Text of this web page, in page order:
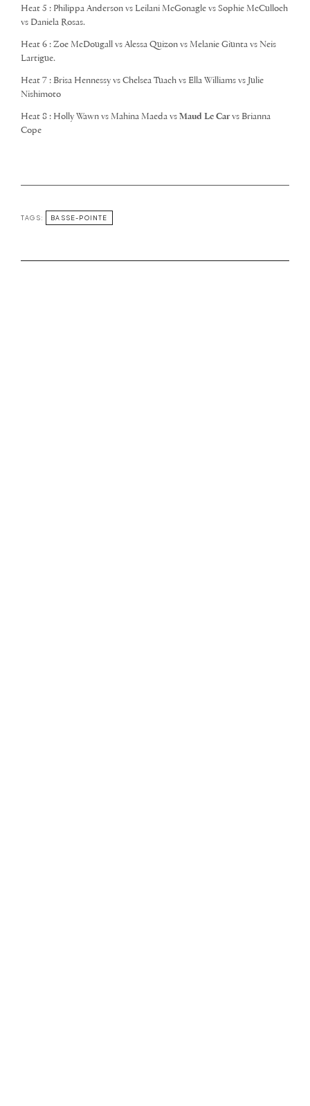
Heat 5 : Philippa Anderson vs Leilani McGonagle vs Sophie McCulloch
vs Daniela Rosas.
Heat 6 : Zoe McDougall vs Alessa Quizon vs Melanie Giunta vs Neis
Lartigue.
Heat 7 : Brisa Hennessy vs Chelsea Tuach vs Ella Williams vs Julie
Nishimoto
Heat 8 : Holly Wawn vs Mahina Maeda vs Maud Le Carvs Brianna
Cope
TAGS: BASSE-POINTE